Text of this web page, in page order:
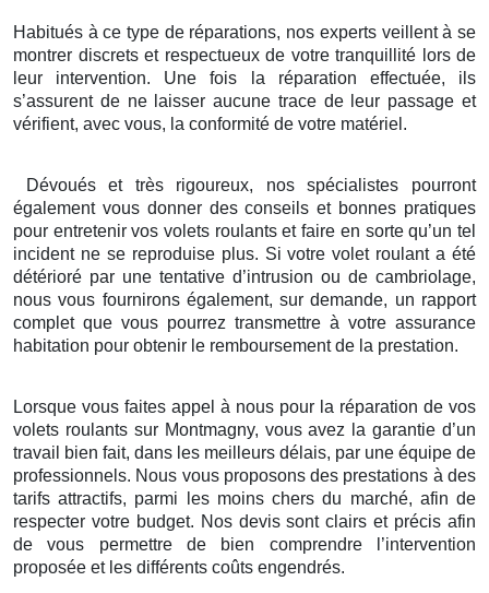
Habitués à ce type de réparations, nos experts veillent à se
montrer discrets et respectueux de votre tranquillité lors de
leur intervention. Une fois la réparation effectuée, ils
s’assurent de ne laisser aucune trace de leur passage et
vérifient, avec vous, la conformité de votre matériel.
Dévoués et très rigoureux, nos spécialistes pourront
également vous donner des conseils et bonnes pratiques
pour entretenir vos volets roulants et faire en sorte qu’un tel
incident ne se reproduise plus. Si votre volet roulant a été
détérioré par une tentative d’intrusion ou de cambriolage,
nous vous fournirons également, sur demande, un rapport
complet que vous pourrez transmettre à votre assurance
habitation pour obtenir le remboursement de la prestation.
Lorsque vous faites appel à nous pour la réparation de vos
volets roulants sur Montmagny, vous avez la garantie d’un
travail bien fait, dans les meilleurs délais, par une équipe de
professionnels. Nous vous proposons des prestations à des
tarifs attractifs, parmi les moins chers du marché, afin de
respecter votre budget. Nos devis sont clairs et précis afin
de vous permettre de bien comprendre l’intervention
proposée et les différents coûts engendrés.